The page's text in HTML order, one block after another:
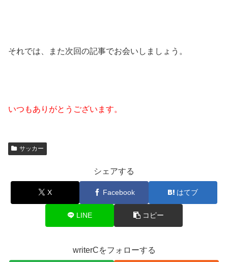
それでは、また次回の記事でお会いしましょう。
いつもありがとうございます。
サッカー
シェアする
X Facebook はてブ
LINE コピー
writerCをフォローする